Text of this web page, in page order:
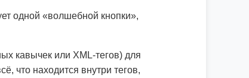
одной «волшебной кнопки»,
кавычек или XML-тегов) для
что находится внутри тегов,